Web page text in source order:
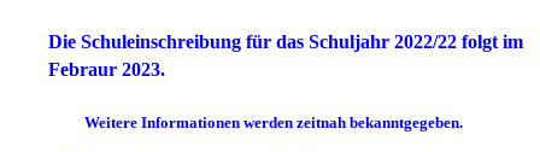
Die Schuleinschreibung für das Schuljahr 2022/22 folgt im
Febraur 2023.
Weitere Informationen werden zeitnah bekanntgegeben.